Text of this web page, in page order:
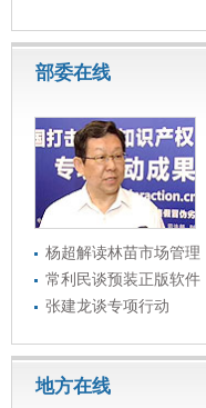
部委在线
杨超解读林苗市场管理
常利民谈预装正版软件
张建龙谈专项行动
地方在线